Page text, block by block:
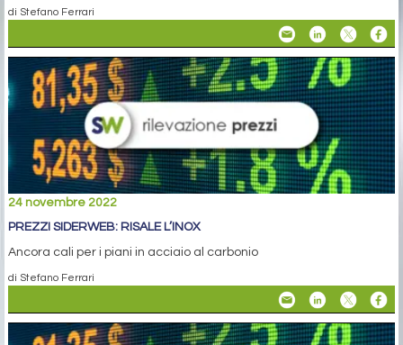
di Stefano Ferrari
24 novembre 2022
PREZZI SIDERWEB: RISALE L’INOX
Ancora cali per i piani in acciaio al carbonio
di Stefano Ferrari